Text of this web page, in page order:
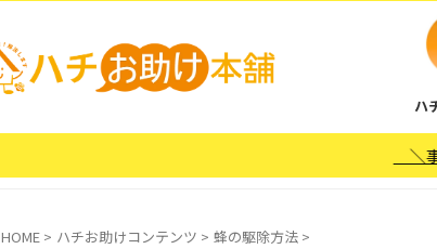
ハ
＼事前見積もり無料
HOME > ハチお助けコンテンツ > 蜂の駆除方法 >